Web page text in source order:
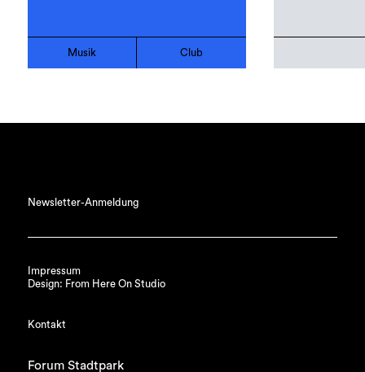
Musik Club
Newsletter-Anmeldung
Impressum
Design: From Here On Studio
Kontakt
Forum Stadtpark